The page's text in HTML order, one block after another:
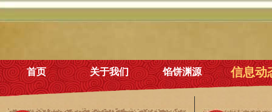
首页 关于我们 馅饼渊源 信息动